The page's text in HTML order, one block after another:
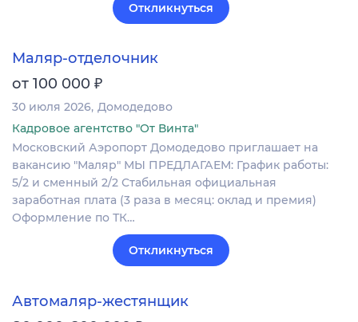
Откликнуться
Маляр-отделочник
от 100 000 ₽
30 июля 2026 Домодедово
Кадровое агентство "От Винта"
Московский Аэропорт Домодедово приглашает на
вакансию "Маляр" МЫ ПРЕДЛАГАЕМ: График работы:
5/2 и сменный 2/2 Стабильная официальная
заработная плата (3 раза в месяц: оклад и премия)
Оформление по ТК…
Откликнуться
Автомаляр-жестянщик